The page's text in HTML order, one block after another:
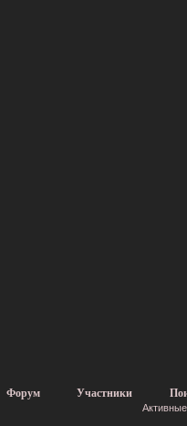
Форум Участники